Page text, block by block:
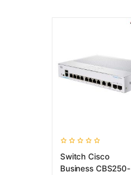
Switch Cisco
Business CBS250-